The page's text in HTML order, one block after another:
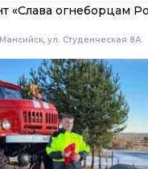
«Слава огнеборцам
ул. Студенческая 8А